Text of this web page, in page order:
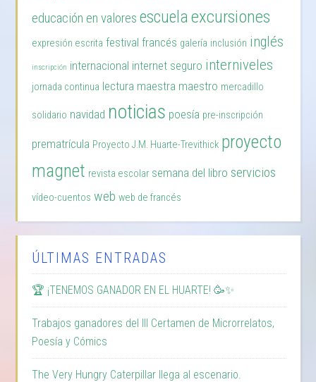
educación en valores escuelaexcursiones
expresión escrita festival francés galería inclusión inglés
inscripción internacional internet seguro interniveles
jornada continua lectura maestra maestro mercadillo
solidario navidad noticias poesía pre-inscripción
prematrícula Proyecto J.M. Huarte-Trevithick proyecto
magnet revista escolar semana del libro servicios
vídeo-cuentos web web de francés
ÚLTIMAS ENTRADAS
🏆 ¡TENEMOS GANADOR EN EL HUARTE! 🥳✨
Trabajos ganadores del III Certamen de Microrrelatos,
Poesía y Cómics
The Very Hungry Caterpillar llega al escenario.